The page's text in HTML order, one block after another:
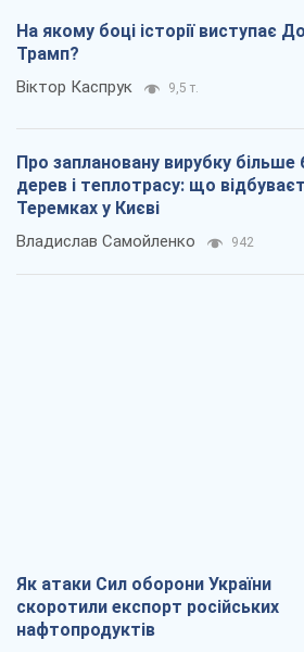
На якому боці історії виступає
Трамп?
Віктор Каспрук 9,5 т.
Про заплановану вирубку більше
дерев і теплотрасу: що
Теремках у Києві
Владислав Самойленко 942
Як атаки Сил оборони України
скоротили експорт російських
нафтопродуктів